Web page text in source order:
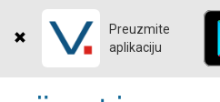
Preuzmite
aplikaciju